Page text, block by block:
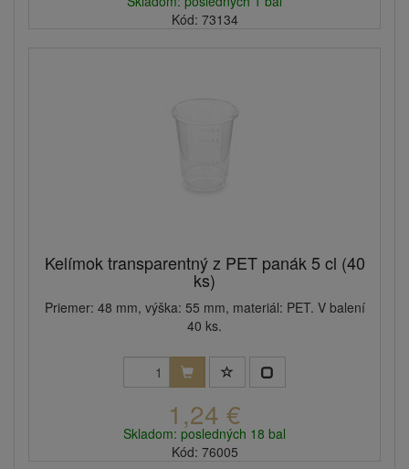
Kód: 73134
Kelímok transparentný z PET panák 5 cl (40
ks)
Priemer: 48 mm, výška: 55 mm, materiál: PET. V balení
40 ks.
1,24 €
Skladom: posledných 18 bal
Kód: 76005